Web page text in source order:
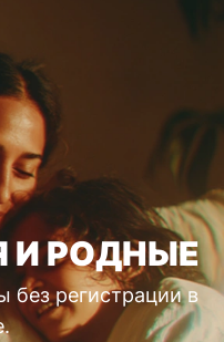
И РОДНЫЕ
без регистрации в